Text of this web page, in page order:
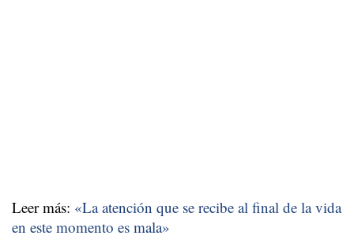
Leer más: «La atención que se recibe al final de la vida
en este momento es mala»